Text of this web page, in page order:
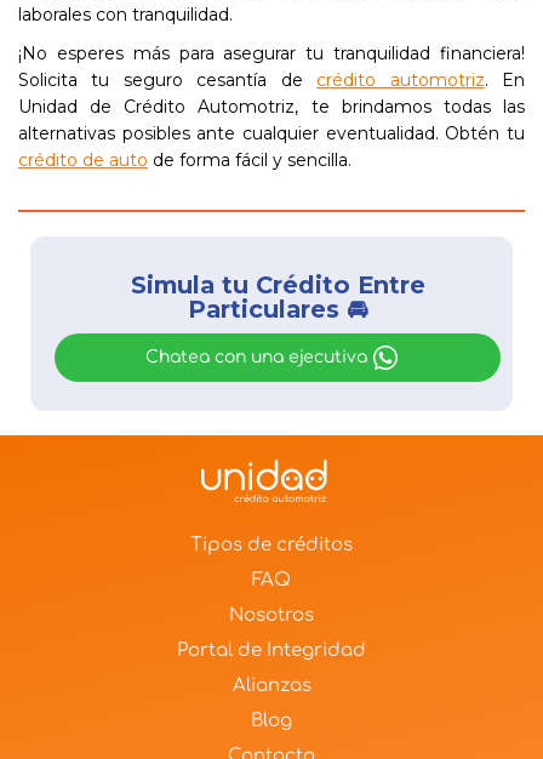
laborales con tranquilidad.
¡No esperes más para asegurar tu tranquilidad financiera!
Solicita tu seguro cesantía de crédito automotriz. En
Unidad de Crédito Automotriz, te brindamos todas las
alternativas posibles ante cualquier eventualidad. Obtén tu
crédito de auto de forma fácil y sencilla.
Simula tu Crédito Entre
Particulares 🚘
Chatea con una ejecutiva
Tipos de créditos
FAQ
Nosotros
Portal de Integridad
Alianzas
Blog